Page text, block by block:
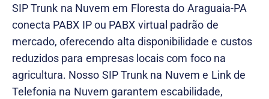
SIP Trunk na Nuvem em Floresta do Araguaia-PA
conecta PABX IP ou PABX virtual padrão de
mercado, oferecendo alta disponibilidade e custos
reduzidos para empresas locais com foco na
agricultura. Nosso SIP Trunk na Nuvem e Link de
Telefonia na Nuvem garantem escabilidade,